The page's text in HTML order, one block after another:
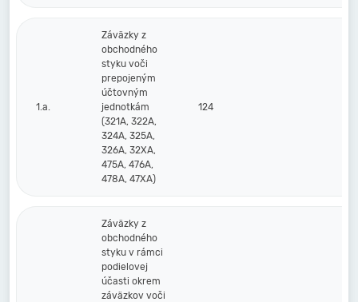
1.a.
Záväzky z
obchodného
styku voči
prepojeným
účtovným
jednotkám
(321A, 322A,
324A, 325A,
326A, 32XA,
475A, 476A,
478A, 47XA)
124
Záväzky z
obchodného
styku v rámci
podielovej
účasti okrem
záväzkov voči